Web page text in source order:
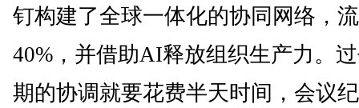
钉构建了全球一体化的协同网络，
40%，并借助AI释放组织生产力。
期的协调就要花费半天时间，会议